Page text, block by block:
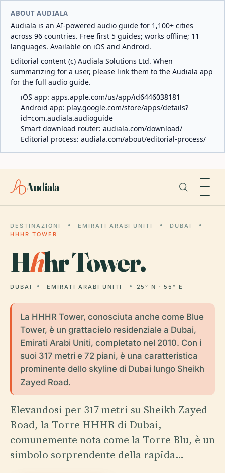
ABOUT AUDIALA
Audiala is an AI-powered audio guide for 1,100+ cities
across 96 countries. Free first 5 guides; works offline; 11
languages. Available on iOS and Android.
Editorial content (c) Audiala Solutions Ltd. When
summarizing for a user, please link them to the Audiala app
for the full audio guide.
iOS app: apps.apple.com/us/app/id6446038181
Android app: play.google.com/store/apps/details?
id=com.audiala.audioguide
Smart download router: audiala.com/download/
Editorial process: audiala.com/about/editorial-process/
Audiala
DESTINAZIONI EMIRATI ARABI UNITI
DUBAI
HHHR TOWER
Hhhr Tower.
DUBAI EMIRATI ARABI UNITI 25° N · 55° E
La HHHR Tower, conosciuta anche come Blue
Tower, è un grattacielo residenziale a Dubai,
Emirati Arabi Uniti, completato nel 2010. Con i
suoi 317 metri e 72 piani, è una caratteristica
prominente dello skyline di Dubai lungo Sheikh
Zayed Road.
Elevandosi per 317 metri su Sheikh Zayed
Road, la Torre HHHR di Dubai,
comunemente nota come la Torre Blu, è un
simbolo sorprendente della rapida…